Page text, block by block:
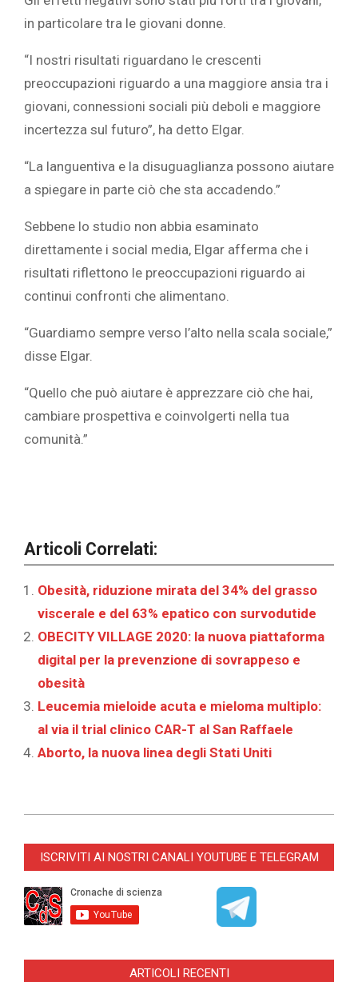
in particolare tra le giovani donne.
“I nostri risultati riguardano le crescenti
preoccupazioni riguardo a una maggiore ansia tra i
giovani, connessioni sociali più deboli e maggiore
incertezza sul futuro”, ha detto Elgar.
“La languentiva e la disuguaglianza possono aiutare
a spiegare in parte ciò che sta accadendo.”
Sebbene lo studio non abbia esaminato
direttamente i social media, Elgar afferma che i
risultati riflettono le preoccupazioni riguardo ai
continui confronti che alimentano.
“Guardiamo sempre verso l’alto nella scala sociale,”
disse Elgar.
“Quello che può aiutare è apprezzare ciò che hai,
cambiare prospettiva e coinvolgerti nella tua
comunità.”
Articoli Correlati:
Obesità, riduzione mirata del 34% del grasso
viscerale e del 63% epatico con survodutide
OBECITY VILLAGE 2020: la nuova piattaforma
digital per la prevenzione di sovrappeso e
obesità
Leucemia mieloide acuta e mieloma multiplo:
al via il trial clinico CAR-T al San Raffaele
Aborto, la nuova linea degli Stati Uniti
06-
ISCRIVITI AI NOSTRI CANALI YOUTUBE E TELEGRAM
ARTICOLI RECENTI